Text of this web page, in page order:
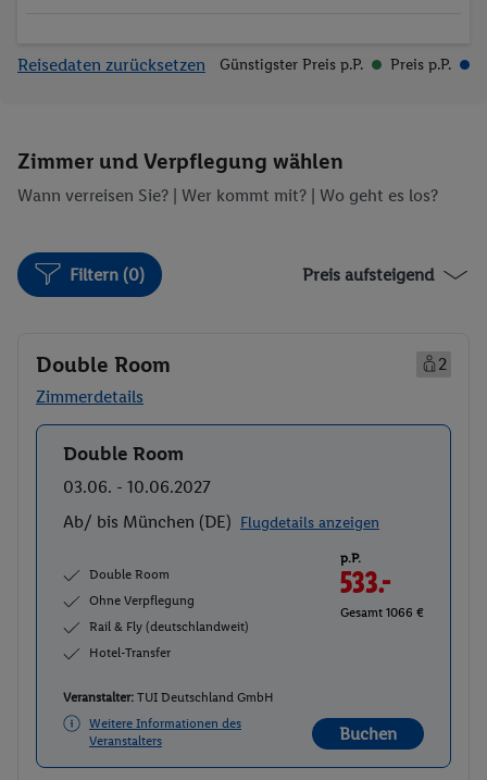
Reisedaten zurücksetzen Günstigster Preis p.P. Preis p.P.
Zimmer und Verpflegung wählen
Wann verreisen Sie? | Wer kommt mit? | Wo geht es los?
Filtern (0) Preis aufsteigend
Double Room
2
Zimmerdetails
Buchen
Double Room
03.06. - 10.06.2027
Ab/ bis München (DE) Flugdetails anzeigen
Double Room
Ohne Verpflegung
Rail & Fly (deutschlandweit)
Hotel-Transfer
p.P.
533.-
Gesamt 1066 €
Veranstalter: TUI Deutschland GmbH
Weitere Informationen des
Veranstalters
Buchen